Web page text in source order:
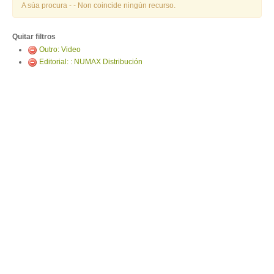
A súa procura - - Non coincide ningún recurso.
Quitar filtros
Outro: Video
Editorial: : NUMAX Distribución